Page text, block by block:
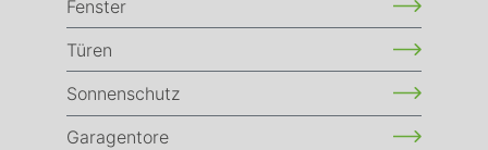
Fenster
Türen
Sonnenschutz
Garagentore